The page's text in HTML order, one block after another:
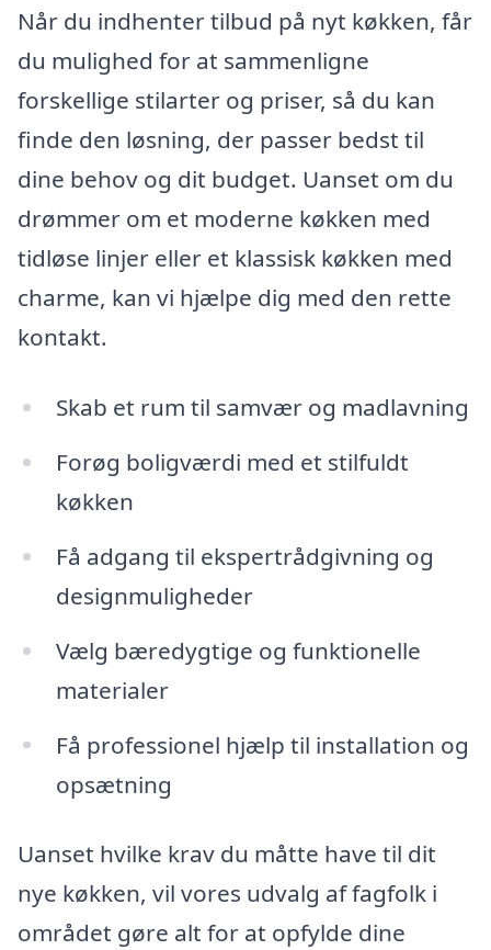
Når du indhenter tilbud på nyt køkken, får
du mulighed for at sammenligne
forskellige stilarter og priser, så du kan
finde den løsning, der passer bedst til
dine behov og dit budget. Uanset om du
drømmer om et moderne køkken med
tidløse linjer eller et klassisk køkken med
charme, kan vi hjælpe dig med den rette
kontakt.
Skab et rum til samvær og madlavning
Forøg boligværdi med et stilfuldt
køkken
Få adgang til ekspertrådgivning og
designmuligheder
Vælg bæredygtige og funktionelle
materialer
Få professionel hjælp til installation og
opsætning
Uanset hvilke krav du måtte have til dit
nye køkken, vil vores udvalg af fagfolk i
området gøre alt for at opfylde dine